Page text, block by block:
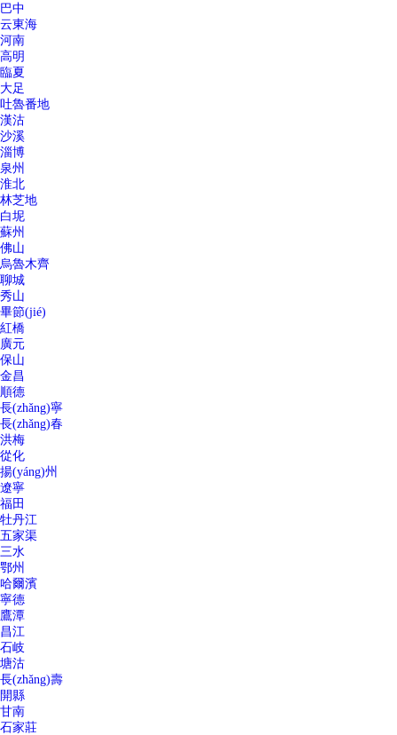
巴中
云東海
河南
高明
臨夏
大足
吐魯番地
漢沽
沙溪
淄博
泉州
淮北
林芝地
白坭
蘇州
佛山
烏魯木齊
聊城
秀山
畢節(jié)
紅橋
廣元
保山
金昌
順德
長(zhǎng)寧
長(zhǎng)春
洪梅
從化
揚(yáng)州
遼寧
福田
牡丹江
五家渠
三水
鄂州
哈爾濱
寧德
鷹潭
昌江
石岐
塘沽
長(zhǎng)壽
開縣
甘南
石家莊